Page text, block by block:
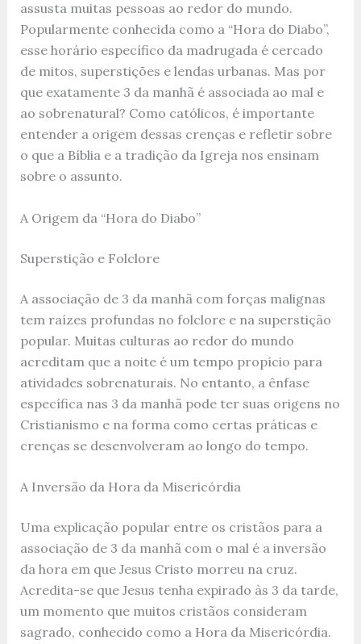
assusta muitas pessoas ao redor do mundo.
Popularmente conhecida como a “Hora do Diabo”,
esse horário específico da madrugada é cercado
de mitos, superstições e lendas urbanas. Mas por
que exatamente 3 da manhã é associada ao mal e
ao sobrenatural? Como católicos, é importante
entender a origem dessas crenças e refletir sobre
o que a Bíblia e a tradição da Igreja nos ensinam
sobre o assunto.
A Origem da “Hora do Diabo”
Superstição e Folclore
A associação de 3 da manhã com forças malignas
tem raízes profundas no folclore e na superstição
popular. Muitas culturas ao redor do mundo
acreditam que a noite é um tempo propício para
atividades sobrenaturais. No entanto, a ênfase
específica nas 3 da manhã pode ter suas origens no
Cristianismo e na forma como certas práticas e
crenças se desenvolveram ao longo do tempo.
A Inversão da Hora da Misericórdia
Uma explicação popular entre os cristãos para a
associação de 3 da manhã com o mal é a inversão
da hora em que Jesus Cristo morreu na cruz.
Acredita-se que Jesus tenha expirado às 3 da tarde,
um momento que muitos cristãos consideram
sagrado, conhecido como a Hora da Misericórdia.